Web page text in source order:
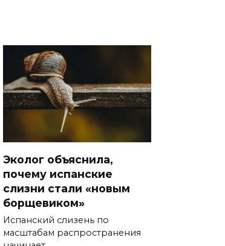
Эколог объяснила,
почему испанские
слизни стали «новым
борщевиком»
Испанский слизень по
масштабам распространения